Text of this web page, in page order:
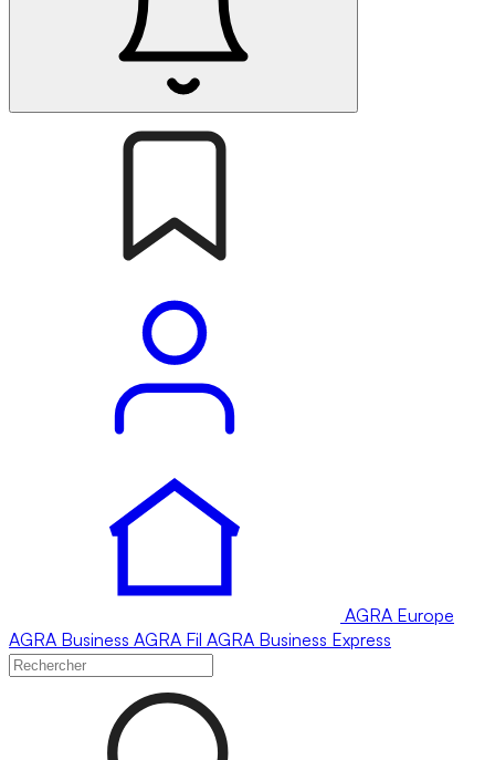
AGRA Europe
AGRA Business AGRA Fil AGRA Business Express